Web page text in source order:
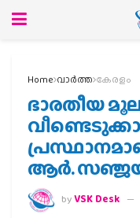
Home വാര്‍ത്ത കേരളം
ഭാരതീയ
ആര്‍.
byVSK Desk